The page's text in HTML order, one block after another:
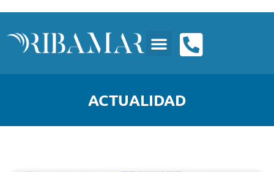
ACTUALIDAD